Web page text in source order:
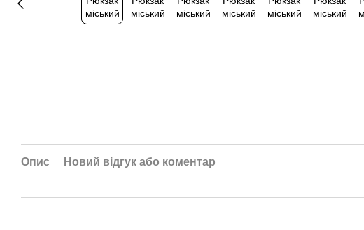
Опис Новий відгук або коментар